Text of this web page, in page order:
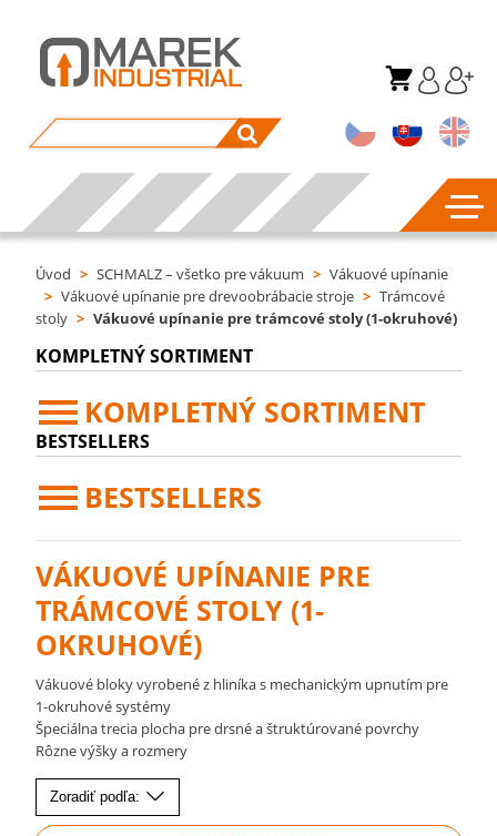
Úvod > SCHMALZ – všetko pre vákuum > Vákuové upínanie
> Vákuové upínanie pre drevoobrábacie stroje > Trámcové
stoly > Vákuové upínanie pre trámcové stoly (1-okruhové)
KOMPLETNÝ SORTIMENT
KOMPLETNÝ SORTIMENT
BESTSELLERS
BESTSELLERS
VÁKUOVÉ UPÍNANIE PRE
TRÁMCOVÉ STOLY (1-
OKRUHOVÉ)
Vákuové bloky vyrobené z hliníka s mechanickým upnutím pre
1-okruhové systémy
Špeciálna trecia plocha pre drsné a štruktúrované povrchy
Rôzne výšky a rozmery
Zoradiť podľa: